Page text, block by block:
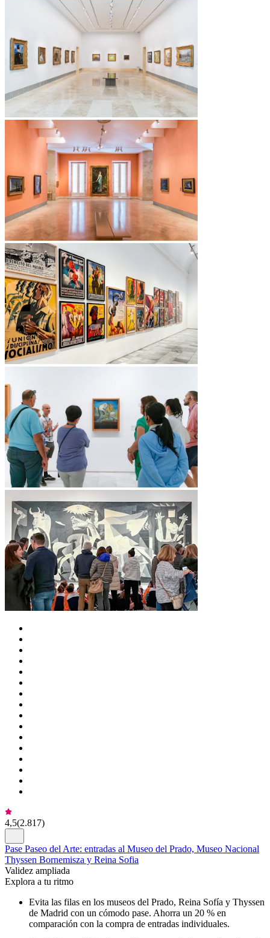
4,5(2.817)
Pase Paseo del Arte: entradas al Museo del Prado, Museo Nacional
Thyssen Bornemisza y Reina Sofia
Validez ampliada
Explora a tu ritmo
Evita las filas en los museos del Prado, Reina Sofía y Thyssen
de Madrid con un cómodo pase. Ahorra un 20 % en
comparación con la compra de entradas individuales.